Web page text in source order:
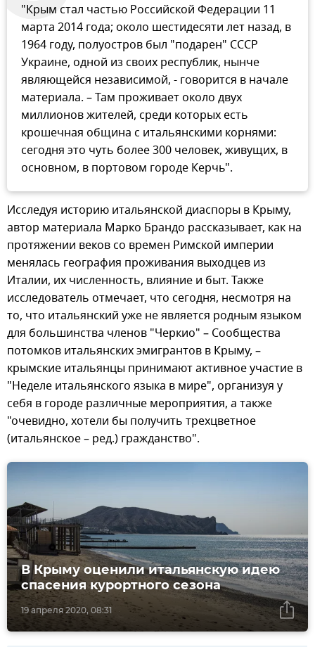
"Крым стал частью Российской Федерации 11
марта 2014 года; около шестидесяти лет назад, в
1964 году, полуостров был "подарен" СССР
Украине, одной из своих республик, нынче
являющейся независимой, - говорится в начале
материала. – Там проживает около двух
миллионов жителей, среди которых есть
крошечная община с итальянскими корнями:
сегодня это чуть более 300 человек, живущих, в
основном, в портовом городе Керчь".
Исследуя историю итальянской диаспоры в Крыму,
автор материала Марко Брандо рассказывает, как на
протяжении веков со времен Римской империи
менялась география проживания выходцев из
Италии, их численность, влияние и быт. Также
исследователь отмечает, что сегодня, несмотря на
то, что итальянский уже не является родным языком
для большинства членов "Черкио" – Сообщества
потомков итальянских эмигрантов в Крыму, –
крымские итальянцы принимают активное участие в
"Неделе итальянского языка в мире", организуя у
себя в городе различные мероприятия, а также
"очевидно, хотели бы получить трехцветное
(итальянское – ред.) гражданство".
19 апреля 2020, 08:31
В Крыму оценили итальянскую идею
спасения курортного сезона